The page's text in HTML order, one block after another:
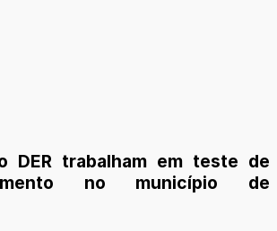
DER trabalham em teste de
no município de